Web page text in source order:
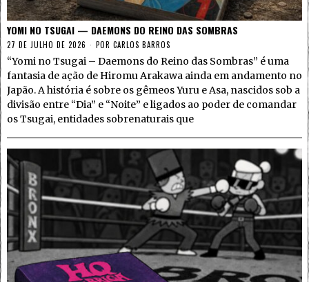
YOMI NO TSUGAI — DAEMONS DO REINO DAS SOMBRAS
27 DE JULHO DE 2026 POR CARLOS BARROS
“Yomi no Tsugai – Daemons do Reino das Sombras” é uma
fantasia de ação de Hiromu Arakawa ainda em andamento no
Japão. A história é sobre os gêmeos Yuru e Asa, nascidos sob a
divisão entre “Dia” e “Noite” e ligados ao poder de comandar
os Tsugai, entidades sobrenaturais que